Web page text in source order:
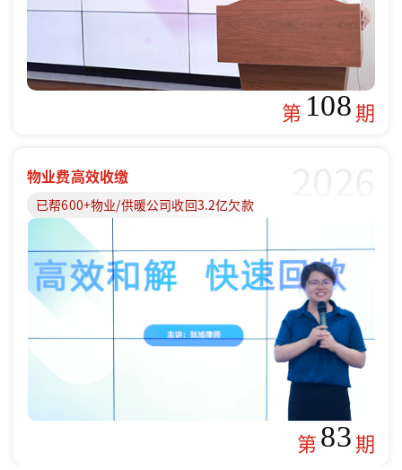
第 108期
物业费高效收缴
已帮600+物业/供暖公司收回3.2亿欠款
第83期